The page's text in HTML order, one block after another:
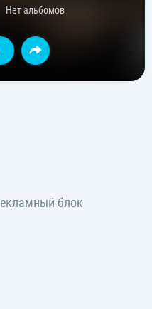
Нет альбомов